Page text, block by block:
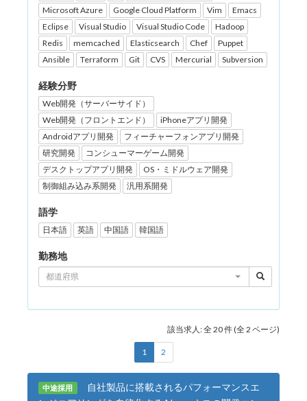
Microsoft Azure
Google Cloud Platform Vim
Emacs
Eclipse
Visual Studio Visual Studio Code
Hadoop
Redis
memcached Elasticsearch Chef
Puppet
Ansible
Terraform Git CVS Mercurial Subversion
経験分野
Web開発（サーバーサイド）
Web開発（フロントエンド）
iPhoneアプリ開発
Androidアプリ開発
フィーチャーフォンアプリ開発
研究開発
コンシューマーゲーム開発
デスクトップアプリ開発
OS・ミドルウェア開発
制御組み込み系開発
汎用系開発
語学
日本語 英語 中国語 韓国語
勤務地
都道府県
該当求人: 全 20 件 (全 2 ページ)
1 2
中途採用
自社製品に搭載されるパフォーマンスエ